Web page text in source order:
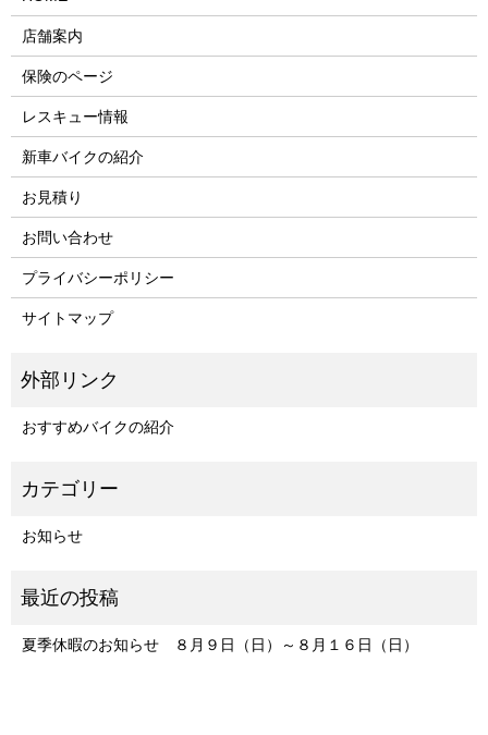
店舗案内
保険のページ
レスキュー情報
新車バイクの紹介
お見積り
お問い合わせ
プライバシーポリシー
サイトマップ
おすすめバイクの紹介
お知らせ
夏季休暇のお知らせ ８月９日（日）～８月１６日（日）